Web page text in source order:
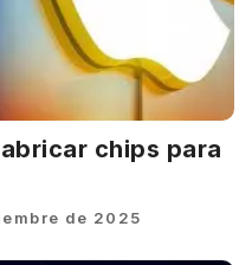
chips para
de 2025